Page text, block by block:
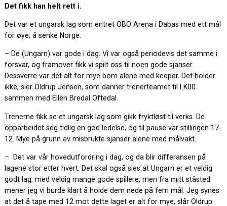
Det fikk han helt rett i.
Det var et ungarsk lag som entret OBO Arena i Dabas med ett mål
for øye; å senke Norge.
– De (Ungarn) var gode i dag. Vi var også periodevis det samme i
forsvar, og framover fikk vi spilt oss til noen gode sjanser.
Dessverre var det alt for mye bom alene med keeper. Det holder
ikke, sier Oldrup Jensen, som danner trenerteamet til LK00
sammen med Ellen Bredal Oftedal.
Trenerne fikk se et ungarsk lag som gikk fryktløst til verks. De
opparbeidet seg tidlig en god ledelse, og til pause var stillingen 17-
12. Mye på grunn av misbrukte sjanser alene med målvakt.
– Det var vår hovedutfordring i dag, og da blir differansen på
lagene stor etter hvert. Det skal også sies at Ungarn er et veldig
godt lag, med veldig mange gode spillere, men fra mitt ståsted
mener jeg vi burde klart å holde dem nede på fem mål. Jeg synes
at det å tape med 12 mot dette laget er alt for mye, slår Oldrup